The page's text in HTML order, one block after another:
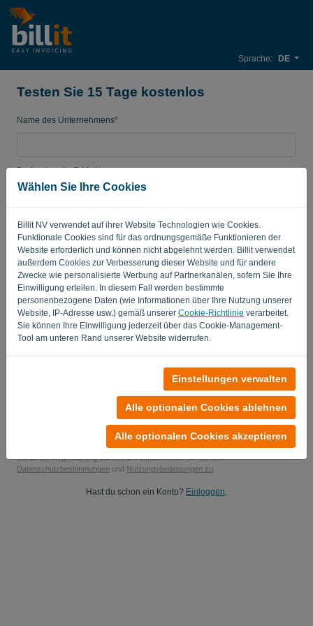
Wählen Sie Ihre Cookies
Billit NV verwendet auf ihrer Website Technologien wie Cookies.
Funktionale Cookies sind für das ordnungsgemäße Funktionieren der
Website erforderlich und können nicht abgelehnt werden. Billit verwendet
außerdem Cookies zur Verbesserung dieser Website und für andere
Zwecke wie personalisierte Werbung auf Partnerkanälen, sofern Sie Ihre
Einwilligung erteilen. In diesem Fall werden bestimmte
personenbezogene Daten (wie Informationen über Ihre Nutzung unserer
Website, IP-Adresse usw.) gemäß unserer Cookie-Richtlinie verarbeitet.
Sie können Ihre Einwilligung jederzeit über das Cookie-Management-
Tool am unteren Rand unserer Website widerrufen.
Einstellungen verwalten
Alle optionalen Cookies ablehnen
Alle optionalen Cookies akzeptieren
Sprache: DE
Testen Sie 15 Tage kostenlos
Name des Unternehmens*
Professionelle E-Mail*
Passwort
Land
Ja, Sie können mir Produktaktualisierungen zusenden..
Starten Sie Ihre kostenlose Testversion
Keine Kreditkarte erforderlich
Keine Verpflichtung für Sie! 100 % unverbindlich
Ihre Daten sind zu 100 % sicher
Durch die Registrierung auf dieser Plattform stimmen Sie den
Datenschutzbestimmungen und Nutzungsbedingungen zu
Hast du schon ein Konto? Einloggen.